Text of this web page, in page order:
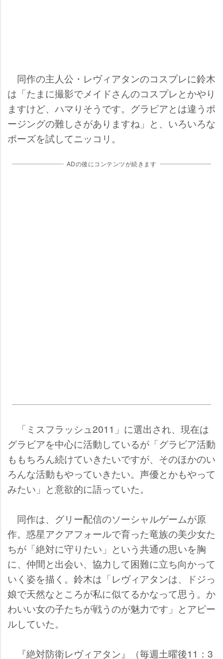
同作の主人公・レヴィアタンのコスプレに鈴木
は「たまに撮影でメイドさんのコスプレとかやり
ますけど、ハマりそうです。グラビアとは違うポ
ージングの難しさがありますね」と、いろいろな
ポーズを試してニッコリ。
ADの後にコンテンツが続きます
「ミスフラッシュ2011」に選出され、現在は
グラビアを中心に活動しているが「グラビア活動
ももちろん続けていきたいですが、そのほかのい
ろんな活動もやっていきたい。声優とかもやって
みたい」と意欲的に語っていた。
同作は、グリー配信のソーシャルゲームが原
作。惑星アクアフォールで育った竜族の美少女た
ちが「絶対に守りたい」という共通の思いを胸
に、仲間と出会い、協力して困難に立ち向かって
いく姿を描く。鈴木は「レヴィアタンは、ドジっ
娘で天然なところが私に似てるかなって思う。か
わいい女の子たちが戦うのが魅力です」とアピー
ルしていた。
『絶対防衛レヴィアタン』（毎週土曜後11：3